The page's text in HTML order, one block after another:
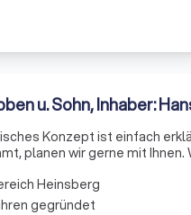
u. Sohn, Inhaber:
Konzept ist einfach
planen wir gerne mit
Heinsberg
gegründet